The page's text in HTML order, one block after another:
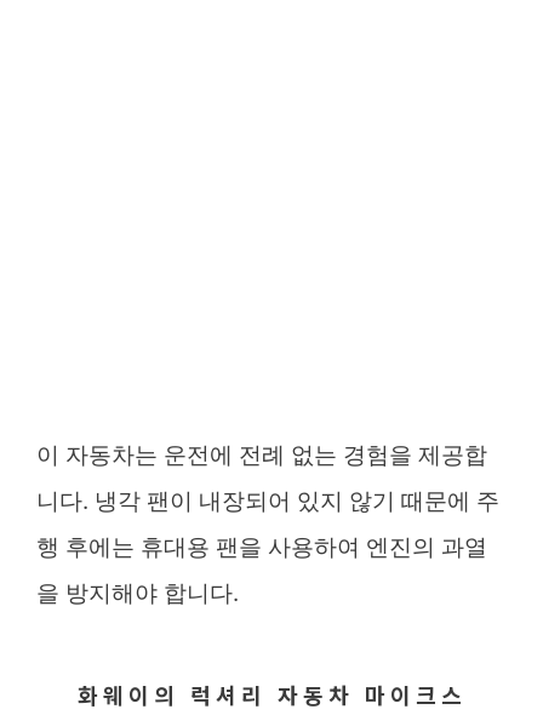
이 자동차는 운전에 전례 없는 경험을 제공합
니다. 냉각 팬이 내장되어 있지 않기 때문에 주
행 후에는 휴대용 팬을 사용하여 엔진의 과열
을 방지해야 합니다.
화웨이의 럭셔리 자동차 마이크스